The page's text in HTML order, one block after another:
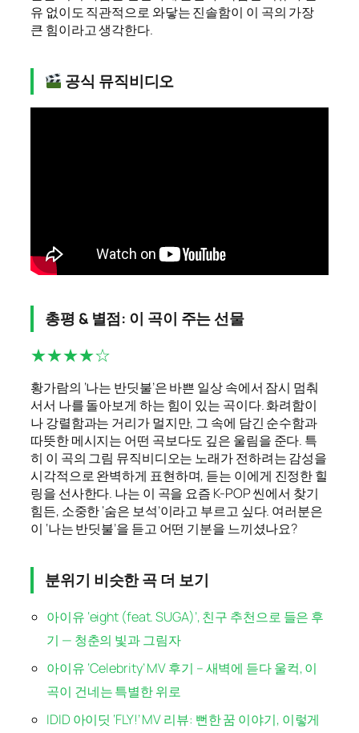
유 없이도 직관적으로 와닿는 진솔함이 이 곡의 가장
큰 힘이라고 생각한다.
공식 뮤직비디오
총평 & 별점: 이 곡이 주는 선물
★★★★☆
황가람의 ‘나는 반딧불’은 바쁜 일상 속에서 잠시 멈춰
서서 나를 돌아보게 하는 힘이 있는 곡이다. 화려함이
나 강렬함과는 거리가 멀지만, 그 속에 담긴 순수함과
따뜻한 메시지는 어떤 곡보다도 깊은 울림을 준다. 특
히 이 곡의 그림 뮤직비디오는 노래가 전하려는 감성을
시각적으로 완벽하게 표현하며, 듣는 이에게 진정한 힐
링을 선사한다. 나는 이 곡을 요즘 K-POP 씬에서 찾기
힘든, 소중한 ‘숨은 보석’이라고 부르고 싶다. 여러분은
이 ‘나는 반딧불’을 듣고 어떤 기분을 느끼셨나요?
분위기 비슷한 곡 더 보기
아이유 ‘eight (feat. SUGA)’, 친구 추천으로 들은 후
기 — 청춘의 빛과 그림자
아이유 ‘Celebrity’ MV 후기 – 새벽에 듣다 울컥, 이
곡이 건네는 특별한 위로
IDID 아이딧 ‘FLY!’ MV 리뷰: 뻔한 꿈 이야기, 이렇게